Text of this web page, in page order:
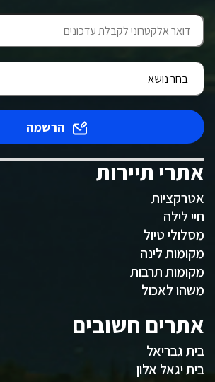
הרשמה
אתרי תיירות
אטרקציות
חיי לילה
מסלולי טיול
מקומות לינה
מקומות תרבות
משהו לאכול
אתרים חשובים
בית גבריאל
בית יגאל אלון